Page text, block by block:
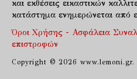
και εκθέσεις εικαστικών
κατάστημα ενημερώνεται από
Όροι Χρήσης - Ασφάλεια
επιστροφών
Copyright © 2026